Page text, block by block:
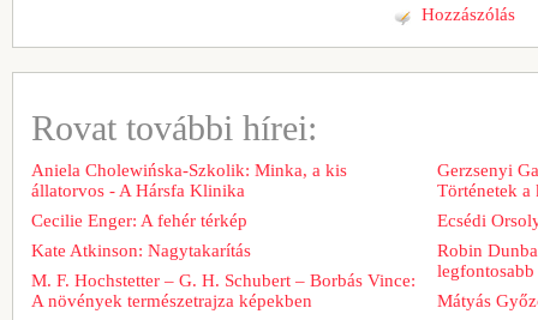
Hozzászólás
Rovat további hírei:
Aniela Cholewińska-Szkolik: Minka, a kis
állatorvos - A Hársfa Klinika
Cecilie Enger: A fehér térkép
Kate Atkinson: Nagytakarítás
M. F. Hochstetter – G. H. Schubert – Borbás Vince:
A növények természetrajza képekben
Gerzsenyi
Történetek
Ecsédi
Robin
Mátyás